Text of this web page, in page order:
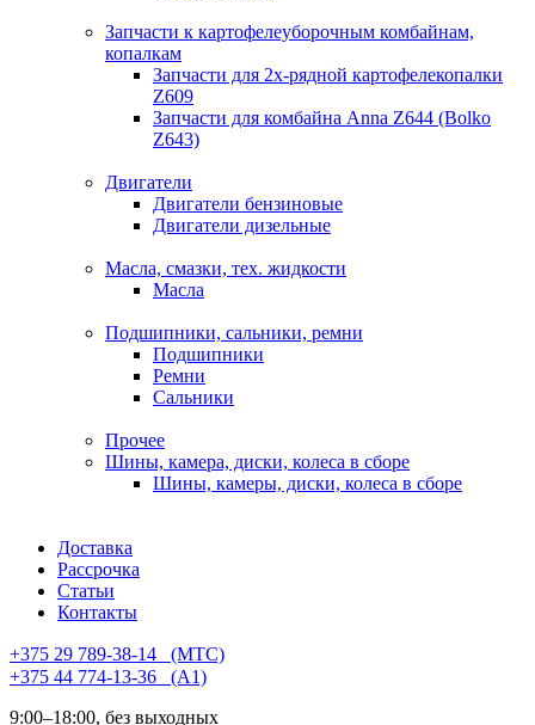
Запчасти к картофелеуборочным комбайнам,
копалкам
Запчасти для 2х-рядной картофелекопалки
Z609
Запчасти для комбайна Anna Z644 (Bolko
Z643)
Двигатели
Двигатели бензиновые
Двигатели дизельные
Масла, смазки, тех. жидкости
Масла
Подшипники, сальники, ремни
Подшипники
Ремни
Сальники
Прочее
Шины, камера, диски, колеса в сборе
Шины, камеры, диски, колеса в сборе
Доставка
Рассрочка
Статьи
Контакты
+375 29 789-38-14⠀(МТС)
+375 44 774-13-36⠀(А1)
9:00–18:00, без выходных